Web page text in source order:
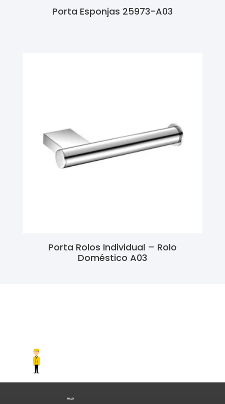
Porta Esponjas 25973-A03
Porta Rolos Individual – Rolo
Doméstico A03